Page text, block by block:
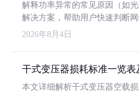
解释功率异常的常见原因（如
解决方案，帮助用户快速判断网
2026年8月4日
干式变压器损耗标准一览表
本文详细解析干式变压器空载